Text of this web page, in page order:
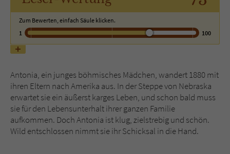
Zum Bewerten, einfach Säule klicken.
1
100
Antonia, ein junges böhmisches Mädchen, wandert 1880 mit
ihren Eltern nach Amerika aus. In der Steppe von Nebraska
erwartet sie ein äußerst karges Leben, und schon bald muss
sie für den Lebensunterhalt ihrer ganzen Familie
aufkommen. Doch Antonia ist klug, zielstrebig und schön.
Wild entschlossen nimmt sie ihr Schicksal in die Hand.
Name tx_pwcomments_ahash
Anbieter
Laufzeit 1 Jahr
Zweck Cookie für Kommentare einzelner Buchtitel
Name fe_typo_user